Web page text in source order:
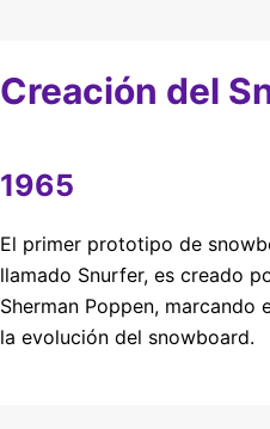
Creación del
1965
El primer prototipo de
llamado Snurfer, es creado
Sherman Poppen, marcando
la evolución del snowboard.